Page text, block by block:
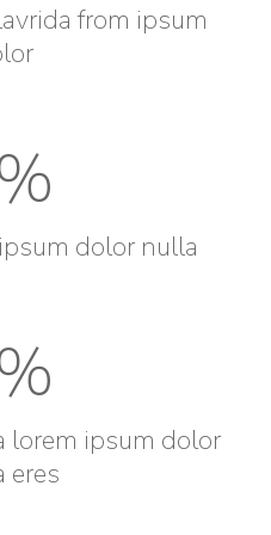
from ipsum
dolor nulla
lorem ipsum dolor
eres